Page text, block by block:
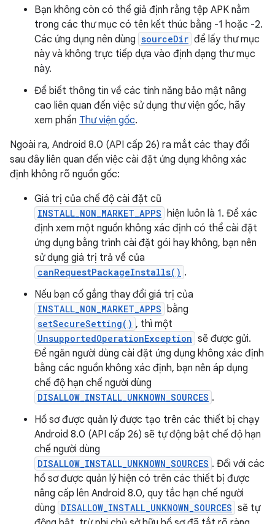
Bạn không còn có thể giả định rằng tệp APK nằm
trong các thư mục có tên kết thúc bằng -1 hoặc -2.
Các ứng dụng nên dùng sourceDir để lấy thư mục
này và không trực tiếp dựa vào định dạng thư mục
này.
Để biết thông tin về các tính năng bảo mật nâng
cao liên quan đến việc sử dụng thư viện gốc, hãy
xem phần Thư viện gốc.
Ngoài ra, Android 8.0 (API cấp 26) ra mắt các thay đổi
sau đây liên quan đến việc cài đặt ứng dụng không xác
định không rõ nguồn gốc:
Giá trị của chế độ cài đặt cũ
INSTALL_NON_MARKET_APPS hiện luôn là 1. Để xác
định xem một nguồn không xác định có thể cài đặt
ứng dụng bằng trình cài đặt gói hay không, bạn nên
sử dụng giá trị trả về của
canRequestPackageInstalls() .
Nếu bạn cố gắng thay đổi giá trị của
INSTALL_NON_MARKET_APPS bằng
setSecureSetting() , thì một
UnsupportedOperationException sẽ được gửi.
Để ngăn người dùng cài đặt ứng dụng không xác định
bằng các nguồn không xác định, bạn nên áp dụng
chế độ hạn chế người dùng
DISALLOW_INSTALL_UNKNOWN_SOURCES .
Hồ sơ được quản lý được tạo trên các thiết bị chạy
Android 8.0 (API cấp 26) sẽ tự động bật chế độ hạn
chế người dùng
DISALLOW_INSTALL_UNKNOWN_SOURCES . Đối với các
hồ sơ được quản lý hiện có trên các thiết bị được
nâng cấp lên Android 8.0, quy tắc hạn chế người
dùng DISALLOW_INSTALL_UNKNOWN_SOURCES sẽ tự